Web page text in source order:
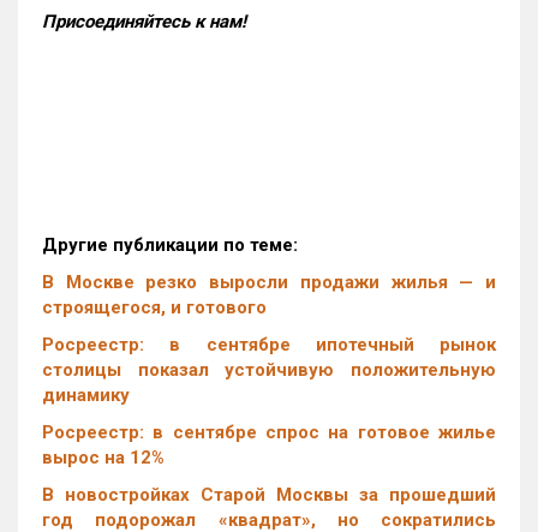
Присоединяйтесь к нам!
Другие публикации по теме:
В Москве резко выросли продажи жилья — и
строящегося, и готового
Росреестр: в сентябре ипотечный рынок
столицы показал устойчивую положительную
динамику
Росреестр: в сентябре спрос на готовое жилье
вырос на 12%
В новостройках Старой Москвы за прошедший
год подорожал «квадрат», но сократились